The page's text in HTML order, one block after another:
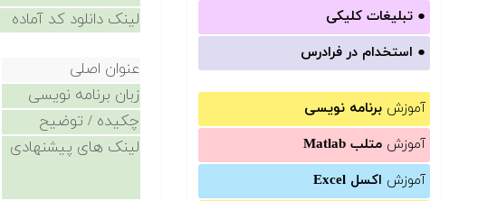
● تبلیغات کلیکی
● استخدام در فرادرس
آموزش برنامه نویسی
آموزش متلب Matlab
آموزش اکسل Excel
لینک دانلود کد آماده
عنوان اصلی
زبان برنامه نویسی
چکیده / توضیح
لینک های پیشنهادی